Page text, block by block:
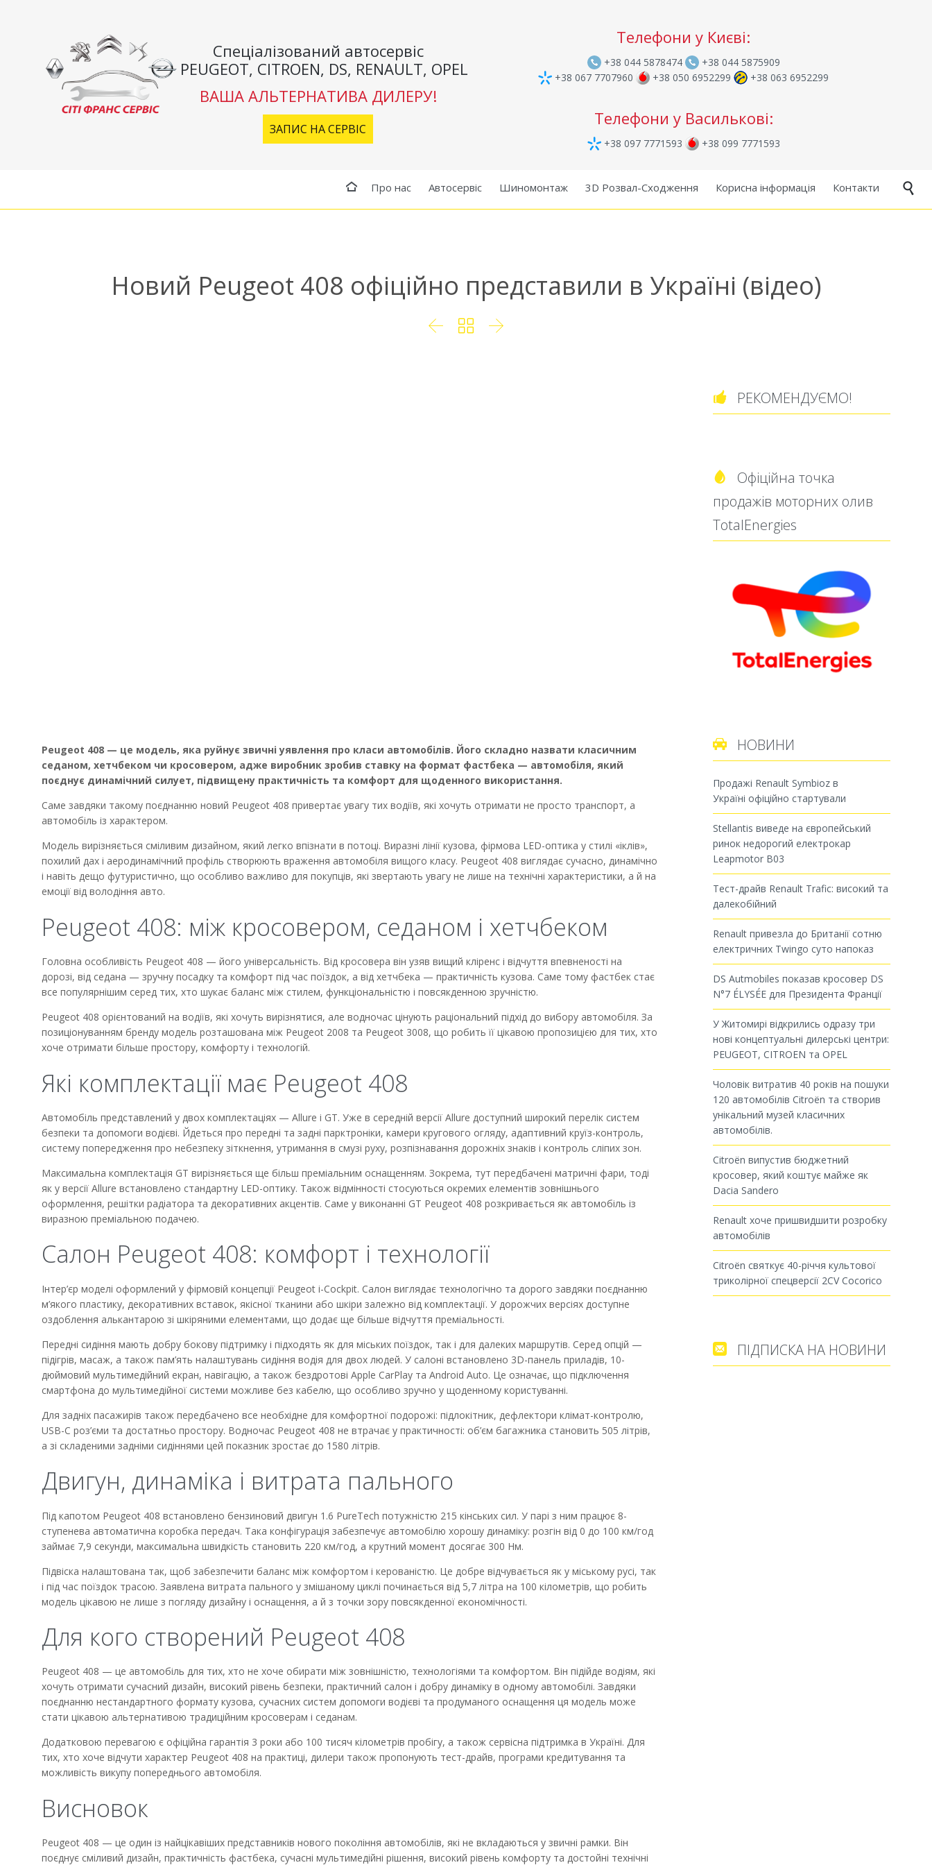
Спеціалізований автосервіс
PEUGEOT, CITROEN, DS, RENAULT, OPEL
ВАША АЛЬТЕРНАТИВА ДИЛЕРУ!
ЗАПИС НА СЕРВІС
Телефони у Києві:
+38 044 5878474
+38 044 5875909
+38 067 7707960
+38 050 6952299 +38 063 6952299
Телефони у Василькові:
+38 097 7771593 +38 099 7771593
Skip
content
Про нас Автосервіс Шиномонтаж 3D Розвал-Сходження Корисна інформація Контакти 
Новий Peugeot 408 офіційно представили в Україні (відео)
  
Peugeot 408 — це модель, яка руйнує звичні уявлення про класи автомобілів. Його складно назвати класичним
седаном, хетчбеком чи кросовером, адже виробник зробив ставку на формат фастбека — автомобіля, який
поєднує динамічний силует, підвищену практичність та комфорт для щоденного використання.
Саме завдяки такому поєднанню новий Peugeot 408 привертає увагу тих водіїв, які хочуть отримати не просто транспорт, а
автомобіль із характером.
Модель вирізняється сміливим дизайном, який легко впізнати в потоці. Виразні лінії кузова, фірмова LED-оптика у стилі «іклів»,
похилий дах і аеродинамічний профіль створюють враження автомобіля вищого класу. Peugeot 408 виглядає сучасно, динамічно
і навіть дещо футуристично, що особливо важливо для покупців, які звертають увагу не лише на технічні характеристики, а й на
емоції від володіння авто.
Peugeot 408: між кросовером, седаном і хетчбеком
Головна особливість Peugeot 408 — його універсальність. Від кросовера він узяв вищий кліренс і відчуття впевненості на
дорозі, від седана — зручну посадку та комфорт під час поїздок, а від хетчбека — практичність кузова. Саме тому фастбек стає
все популярнішим серед тих, хто шукає баланс між стилем, функціональністю і повсякденною зручністю.
Peugeot 408 орієнтований на водіїв, які хочуть вирізнятися, але водночас цінують раціональний підхід до вибору автомобіля. За
позиціонуванням бренду модель розташована між Peugeot 2008 та Peugeot 3008, що робить її цікавою пропозицією для тих, хто
хоче отримати більше простору, комфорту і технологій.
Які комплектації має Peugeot 408
Автомобіль представлений у двох комплектаціях — Allure і GT. Уже в середній версії Allure доступний широкий перелік систем
безпеки та допомоги водієві. Йдеться про передні та задні парктроніки, камери кругового огляду, адаптивний круїз-контроль,
систему попередження про небезпеку зіткнення, утримання в смузі руху, розпізнавання дорожніх знаків і контроль сліпих зон.
Максимальна комплектація GT вирізняється ще більш преміальним оснащенням. Зокрема, тут передбачені матричні фари, тоді
як у версії Allure встановлено стандартну LED-оптику. Також відмінності стосуються окремих елементів зовнішнього
оформлення, решітки радіатора та декоративних акцентів. Саме у виконанні GT Peugeot 408 розкривається як автомобіль із
виразною преміальною подачею.
Салон Peugeot 408: комфорт і технології
Інтер’єр моделі оформлений у фірмовій концепції Peugeot i-Cockpit. Салон виглядає технологічно та дорого завдяки поєднанню
м’якого пластику, декоративних вставок, якісної тканини або шкіри залежно від комплектації. У дорожчих версіях доступне
оздоблення алькантарою зі шкіряними елементами, що додає ще більше відчуття преміальності.
Передні сидіння мають добру бокову підтримку і підходять як для міських поїздок, так і для далеких маршрутів. Серед опцій —
підігрів, масаж, а також пам’ять налаштувань сидіння водія для двох людей. У салоні встановлено 3D-панель приладів, 10-
дюймовий мультимедійний екран, навігацію, а також бездротові Apple CarPlay та Android Auto. Це означає, що підключення
смартфона до мультимедійної системи можливе без кабелю, що особливо зручно у щоденному користуванні.
Для задніх пасажирів також передбачено все необхідне для комфортної подорожі: підлокітник, дефлектори клімат-контролю,
USB-C роз’єми та достатньо простору. Водночас Peugeot 408 не втрачає у практичності: об’єм багажника становить 505 літрів,
а зі складеними задніми сидіннями цей показник зростає до 1580 літрів.
Двигун, динаміка і витрата пального
Під капотом Peugeot 408 встановлено бензиновий двигун 1.6 PureTech потужністю 215 кінських сил. У парі з ним працює 8-
ступенева автоматична коробка передач. Така конфігурація забезпечує автомобілю хорошу динаміку: розгін від 0 до 100 км/год
займає 7,9 секунди, максимальна швидкість становить 220 км/год, а крутний момент досягає 300 Нм.
Підвіска налаштована так, щоб забезпечити баланс між комфортом і керованістю. Це добре відчувається як у міському русі, так
і під час поїздок трасою. Заявлена витрата пального у змішаному циклі починається від 5,7 літра на 100 кілометрів, що робить
модель цікавою не лише з погляду дизайну і оснащення, а й з точки зору повсякденної економічності.
Для кого створений Peugeot 408
Peugeot 408 — це автомобіль для тих, хто не хоче обирати між зовнішністю, технологіями та комфортом. Він підійде водіям, які
хочуть отримати сучасний дизайн, високий рівень безпеки, практичний салон і добру динаміку в одному автомобілі. Завдяки
поєднанню нестандартного формату кузова, сучасних систем допомоги водієві та продуманого оснащення ця модель може
стати цікавою альтернативою традиційним кросоверам і седанам.
Додатковою перевагою є офіційна гарантія 3 роки або 100 тисяч кілометрів пробігу, а також сервісна підтримка в Україні. Для
тих, хто хоче відчути характер Peugeot 408 на практиці, дилери також пропонують тест-драйв, програми кредитування та
можливість викупу попереднього автомобіля.
Висновок
Peugeot 408 — це один із найцікавіших представників нового покоління автомобілів, які не вкладаються у звичні рамки. Він
поєднує сміливий дизайн, практичність фастбека, сучасні мультимедійні рішення, високий рівень комфорту та достойні технічні
 РЕКОМЕНДУЄМО!

Офіційна точка
продажів моторних олив
TotalEnergies
 НОВИНИ
Продажі Renault Symbioz в
Україні офіційно стартували
Stellantis виведе на європейський
ринок недорогий електрокар
Leapmotor B03
Тест-драйв Renault Trafic: високий та
далекобійний
Renault привезла до Британії сотню
електричних Twingo суто напоказ
DS Autmobiles показав кросовер DS
N°7 ÉLYSÉE для Президента Франції
У Житомирі відкрились одразу три
нові концептуальні дилерські центри:
PEUGEOT, CITROEN та OPEL
Чоловік витратив 40 років на пошуки
120 автомобілів Citroën та створив
унікальний музей класичних
автомобілів.
Citroën випустив бюджетний
кросовер, який коштує майже як
Dacia Sandero
Renault хоче пришвидшити розробку
автомобілів
Citroën святкує 40-річчя культової
триколірної спецверсії 2CV Cocorico
 ПІДПИСКА НА НОВИНИ